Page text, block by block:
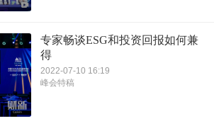
专家畅谈ESG和投资回报如何兼
得
2022-07-10 16:19
峰会特稿